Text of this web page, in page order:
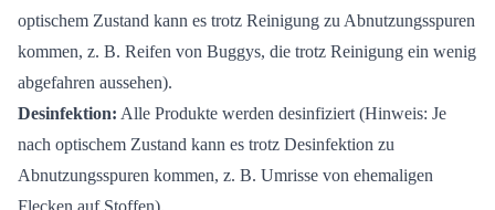
optischem Zustand kann es trotz Reinigung zu Abnutzungsspuren
kommen, z. B. Reifen von Buggys, die trotz Reinigung ein wenig
abgefahren aussehen).
Desinfektion: Alle Produkte werden desinfiziert (Hinweis: Je
nach optischem Zustand kann es trotz Desinfektion zu
Abnutzungsspuren kommen, z. B. Umrisse von ehemaligen
Flecken auf Stoffen).